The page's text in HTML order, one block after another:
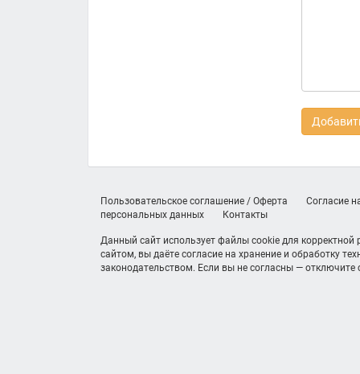
Пользовательское соглашение / Оферта
Согласие
персональных данных
Контакты
Данный сайт использует файлы cookie для
сайтом, вы даёте согласие на хранение и обработку
законодательством. Если вы не согласны — отключите